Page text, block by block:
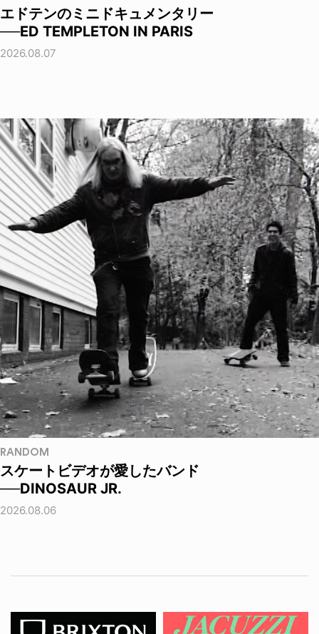
エドテンのミニドキュメンタリー
──ED TEMPLETON IN PARIS
2026.08.07
RANDOM
スケートビデオが愛したバンド
──DINOSAUR JR.
2026.08.06